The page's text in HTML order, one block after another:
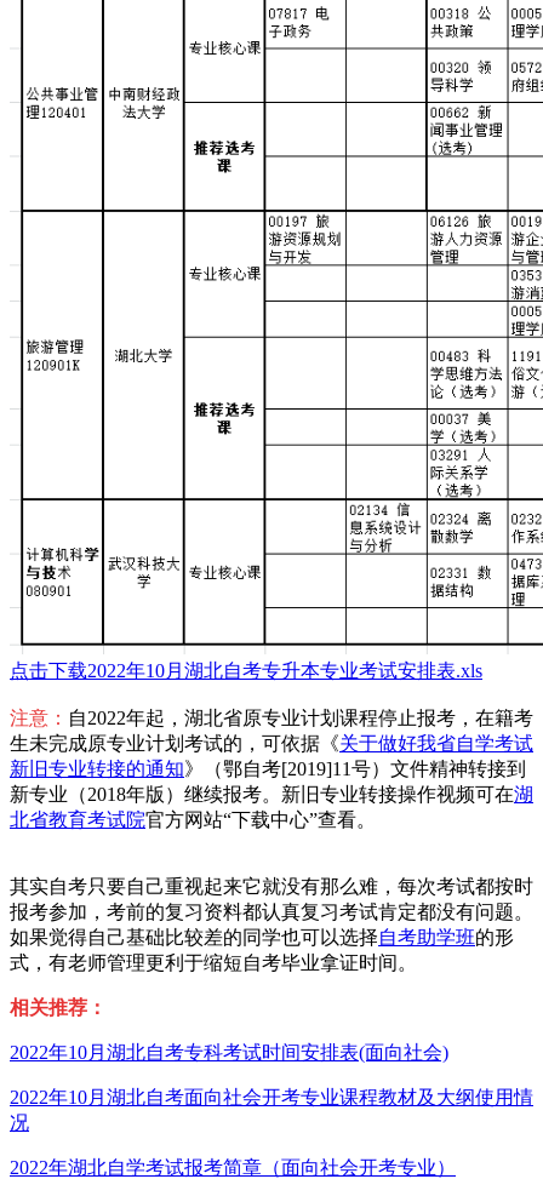
点击下载2022年10月湖北自考专升本专业考试安排表.xls
注意： 自2022年起，湖北省原专业计划课程停止报考，在籍考
生未完成原专业计划考试的，可依据《关于做好我省自学考试
新旧专业转接的通知》（鄂自考[2019]11号）文件精神转接到
新专业（2018年版）继续报考。新旧专业转接操作视频可在湖
北省教育考试院官方网站“下载中心”查看。
其实自考只要自己重视起来它就没有那么难，每次考试都按时
报考参加，考前的复习资料都认真复习考试肯定都没有问题。
如果觉得自己基础比较差的同学也可以选择自考助学班的形
式，有老师管理更利于缩短自考毕业拿证时间。
相关推荐：
2022年10月湖北自考专科考试时间安排表(面向社会)
2022年10月湖北自考面向社会开考专业课程教材及大纲使用情
况
2022年湖北自学考试报考简章（面向社会开考专业）